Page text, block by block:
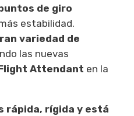
de giro
estabilidad.
variedad de
las nuevas
Attendant en la
rápida, rígida y está